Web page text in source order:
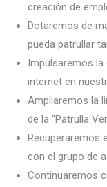
creación de
Dotaremos de
pueda patrullar
Impulsaremos
internet en
Ampliaremos la
de la “Patrulla
Recuperaremos
con el grupo de
Continuaremos